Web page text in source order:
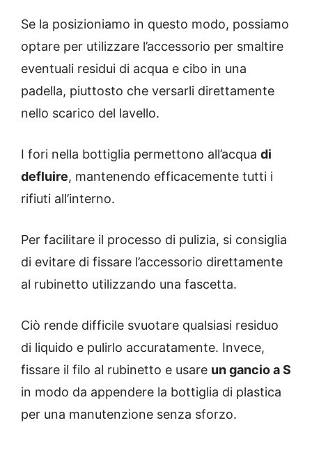
Se la posizioniamo in questo modo, possiamo
optare per utilizzare l’accessorio per smaltire
eventuali residui di acqua e cibo in una
padella, piuttosto che versarli direttamente
nello scarico del lavello.
I fori nella bottiglia permettono all’acqua di
defluire, mantenendo efficacemente tutti i
rifiuti all’interno.
Per facilitare il processo di pulizia, si consiglia
di evitare di fissare l’accessorio direttamente
al rubinetto utilizzando una fascetta.
Ciò rende difficile svuotare qualsiasi residuo
di liquido e pulirlo accuratamente. Invece,
fissare il filo al rubinetto e usare un gancio a S
in modo da appendere la bottiglia di plastica
per una manutenzione senza sforzo.